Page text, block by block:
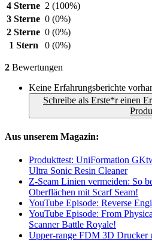
4 Sterne 2 (100%)
3 Sterne 0 (0%)
2 Sterne 0 (0%)
1 Stern
0 (0%)
2 Bewertungen
Keine Erfahrungsberichte
Schreibe als Erste*r einen
Aus unserem Magazin:
Produkttest: UniFormation
Ultra Sonic Resin Cleaner
Z-Seam Linien vermeiden: So
Oberflächen mit Scarf Seam!
YouTube Episode: Reverse
YouTube Episode: From
Scanner Battle Royale!
Upper-range FDM 3D Drucker